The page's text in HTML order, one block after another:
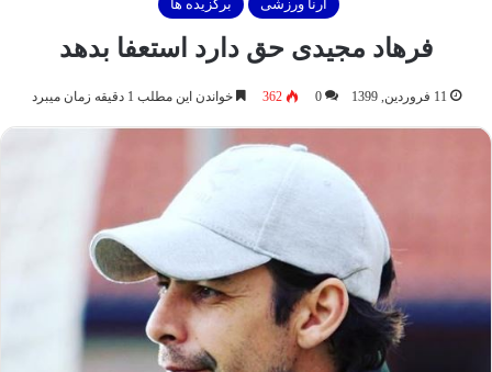
آرنا ورزشی برگزیده ها
فرهاد مجیدی حق دارد استعفا بدهد
11 فروردین, 1399 0
362 خواندن این مطلب 1 دقیقه زمان میبرد